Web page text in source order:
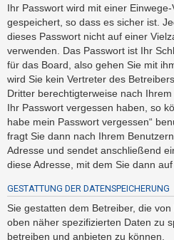
e
t
e
T
h
e
m
e
n
A
k
t
Ihr Passwort wird mit einer
gespeichert, so dass es sicher ist.
dieses Passwort nicht auf einer
verwenden. Das Passwort ist Ihr
für das Board, also gehen Sie mit
wird Sie kein Vertreter des
Dritter berechtigterweise nach
Ihr Passwort vergessen haben, so
habe mein Passwort vergessen“
fragt Sie dann nach Ihrem
Adresse und sendet anschließend
diese Adresse, mit dem Sie dann
GESTATTUNG DER DATENSPEICHERUNG
Sie gestatten dem Betreiber, die
oben näher spezifizierten Daten zu
betreiben und anbieten zu können.